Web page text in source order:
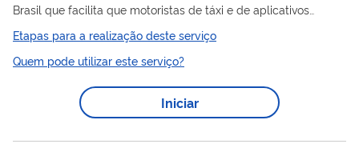
Brasil que facilita que motoristas de táxi e de aplicativos
comprem carros novos com juros mais baixos. O programa
estabelece linhas de financiamento com condições facilitadas,
exclusiva para a aquisição de automóveis novos, e voltada
especificamente para profissionais que atuam no transporte
individual de passageiros.
Etapas para a realização deste serviço
Quem pode utilizar este serviço?
Iniciar